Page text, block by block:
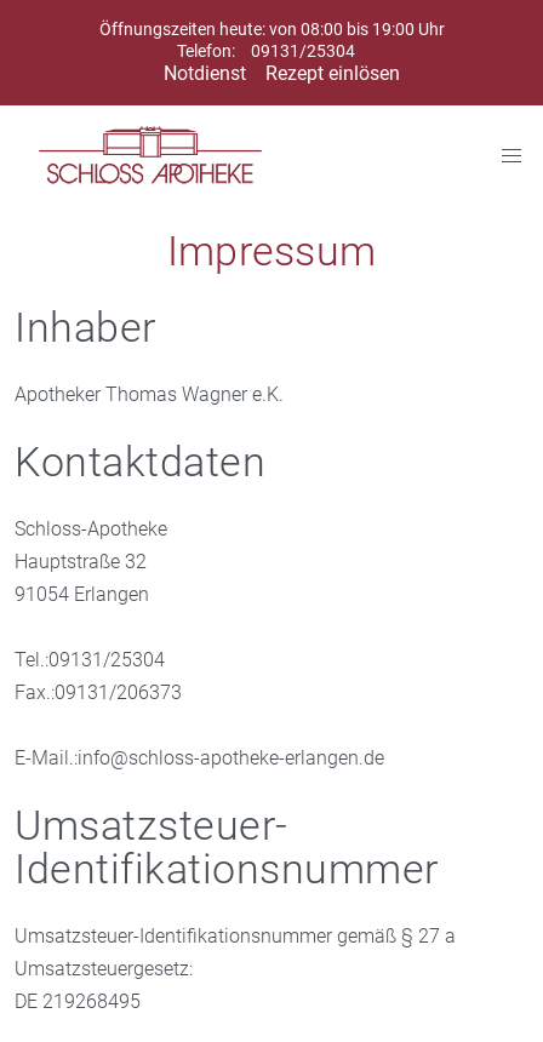
Öffnungszeiten heute: von 08:00 bis 19:00 Uhr
Telefon:
09131/25304
Notdienst Rezept einlösen
Impressum
Inhaber
Apotheker Thomas Wagner e.K.
Kontaktdaten
Schloss-Apotheke
Hauptstraße 32
91054 Erlangen
Tel.:09131/25304
Fax.:09131/206373
E-Mail.:info@schloss-apotheke-erlangen.de
Umsatzsteuer-
Identifikationsnummer
Umsatzsteuer-Identifikationsnummer gemäß § 27 a
Umsatzsteuergesetz:
DE 219268495